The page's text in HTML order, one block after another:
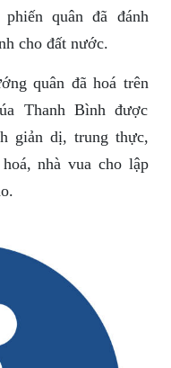
quân đã đánh
cho đất nước.
quân đã hoá trên
Thanh Bình được
giản dị, trung thực,
nhà vua cho lập